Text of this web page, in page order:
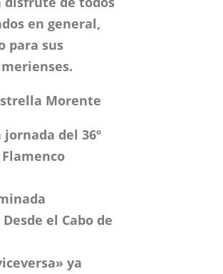
en general,
para sus
Morente
jornada del 36º
el Cabo de
ya